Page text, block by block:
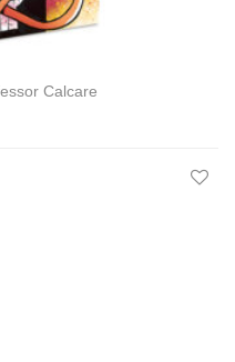
Calcare